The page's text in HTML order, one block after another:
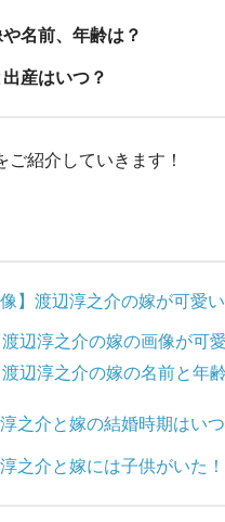
名前、年齢は？
産はいつ？
ご紹介していきます！
】渡辺淳之介の嫁が可愛い
渡辺淳之介の嫁の画像が可愛
渡辺淳之介の嫁の名前と年
之介と嫁の結婚時期はいつ
之介と嫁には子供がいた！